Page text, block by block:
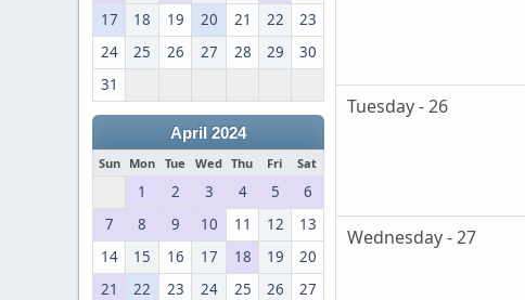
17
18 19 20 21 22
23
24
25 26 27 28 29
30
31
April 2024
Sun Mon Tue Wed Thu Fri Sat
1 2 3 4 5
6
7
8 9 10 11 12
13
14
15 16 17 18 19
20
21
22 23 24 25 26
27
Tuesday - 26
Wednesday - 27